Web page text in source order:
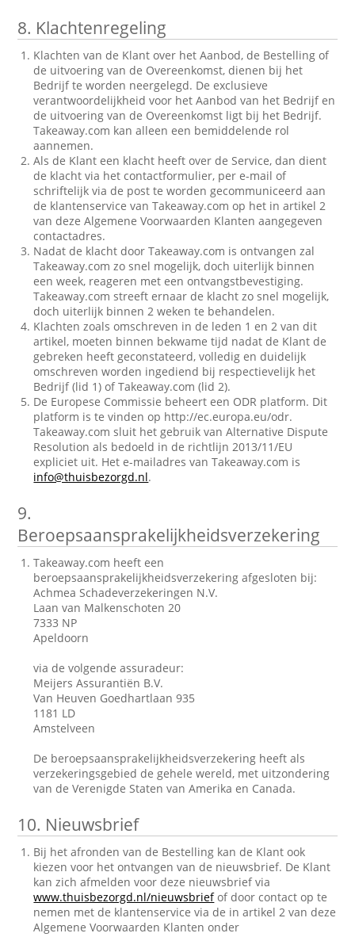
8. Klachtenregeling
Klachten van de Klant over het Aanbod, de Bestelling of
de uitvoering van de Overeenkomst, dienen bij het
Bedrijf te worden neergelegd. De exclusieve
verantwoordelijkheid voor het Aanbod van het Bedrijf en
de uitvoering van de Overeenkomst ligt bij het Bedrijf.
Takeaway.com kan alleen een bemiddelende rol
aannemen.
Als de Klant een klacht heeft over de Service, dan dient
de klacht via het contactformulier, per e-mail of
schriftelijk via de post te worden gecommuniceerd aan
de klantenservice van Takeaway.com op het in artikel 2
van deze Algemene Voorwaarden Klanten aangegeven
contactadres.
Nadat de klacht door Takeaway.com is ontvangen zal
Takeaway.com zo snel mogelijk, doch uiterlijk binnen
een week, reageren met een ontvangstbevestiging.
Takeaway.com streeft ernaar de klacht zo snel mogelijk,
doch uiterlijk binnen 2 weken te behandelen.
Klachten zoals omschreven in de leden 1 en 2 van dit
artikel, moeten binnen bekwame tijd nadat de Klant de
gebreken heeft geconstateerd, volledig en duidelijk
omschreven worden ingediend bij respectievelijk het
Bedrijf (lid 1) of Takeaway.com (lid 2).
De Europese Commissie beheert een ODR platform. Dit
platform is te vinden op http://ec.europa.eu/odr.
Takeaway.com sluit het gebruik van Alternative Dispute
Resolution als bedoeld in de richtlijn 2013/11/EU
expliciet uit. Het e-mailadres van Takeaway.com is
info@thuisbezorgd.nl.
9.
Beroepsaansprakelijkheidsverzekering
Takeaway.com heeft een
beroepsaansprakelijkheidsverzekering afgesloten bij:
Achmea Schadeverzekeringen N.V.
Laan van Malkenschoten 20
7333 NP
Apeldoorn
via de volgende assuradeur:
Meijers Assurantiën B.V.
Van Heuven Goedhartlaan 935
1181 LD
Amstelveen
De beroepsaansprakelijkheidsverzekering heeft als
verzekeringsgebied de gehele wereld, met uitzondering
van de Verenigde Staten van Amerika en Canada.
10. Nieuwsbrief
Bij het afronden van de Bestelling kan de Klant ook
kiezen voor het ontvangen van de nieuwsbrief. De Klant
kan zich afmelden voor deze nieuwsbrief via
www.thuisbezorgd.nl/nieuwsbriefof door contact op te
nemen met de klantenservice via de in artikel 2 van deze
Algemene Voorwaarden Klanten onder